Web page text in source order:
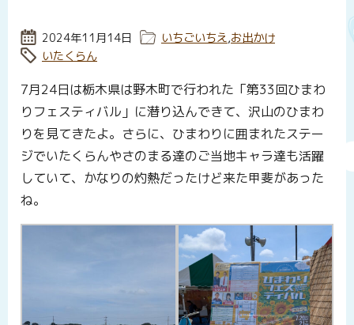
投稿日:
2024年11月14日 カテゴリー:
いちごいちえ,お出かけ
タグ:
いたくらん
7月24日は栃木県は野木町で行われた「第33回ひまわ
りフェスティバル」に潜り込んできて、沢山のひまわ
りを見てきたよ。さらに、ひまわりに囲まれたステー
ジでいたくらんやさのまる達のご当地キャラ達も活躍
していて、かなりの灼熱だったけど来た甲斐があった
ね。